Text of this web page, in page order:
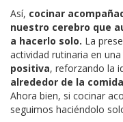
Así, cocinar
nuestro cerebro que
a hacerlo solo. La
actividad rutinaria en una
positiva, reforzando la
alrededor de la comida
Ahora bien, si cocinar
seguimos haciéndolo